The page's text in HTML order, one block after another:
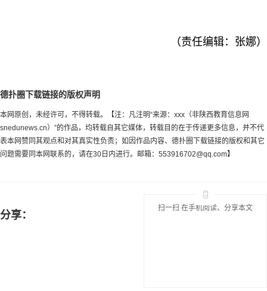
（责任编辑：张娜）
德扑圈下载链接的版权声明
本网原创，未经许可，不得转载。【注：凡注明“来源：xxx（非陕西教育信息网
snedunews.cn）”的作品，均转载自其它媒体，转载目的在于传递更多信息，并不代
表本网赞同其观点和对其真实性负责；如因作品内容、德扑圈下载链接的版权和其它
问题需要同本网联系的，请在30日内进行。邮箱： 553916702@qq.com】
分享：
扫一扫 在手机阅读、分享本文